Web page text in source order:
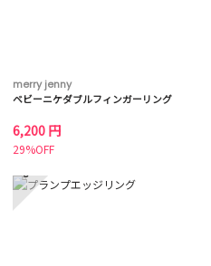
merry jenny
ベビーニケダブルフィンガーリング
6,200 円
29%OFF
8